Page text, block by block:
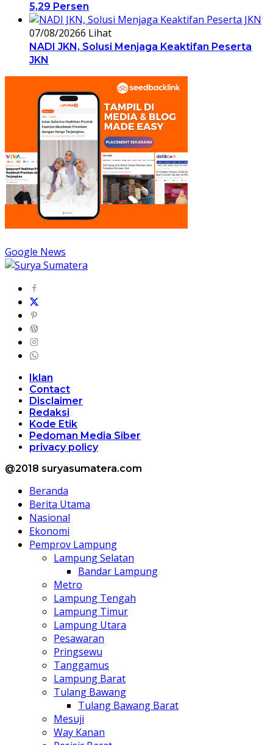
5,29 Persen
07/08/20266 Lihat
NADI JKN, Solusi Menjaga Keaktifan Peserta
JKN
Google News
Iklan
Contact
Disclaimer
Redaksi
Kode Etik
Pedoman Media Siber
privacy policy
@2018 suryasumatera.com
Beranda
Berita Utama
Nasional
Ekonomi
Pemprov Lampung
Lampung Selatan
Bandar Lampung
Metro
Lampung Tengah
Lampung Timur
Lampung Utara
Pesawaran
Pringsewu
Tanggamus
Lampung Barat
Tulang Bawang
Tulang Bawang Barat
Mesuji
Way Kanan